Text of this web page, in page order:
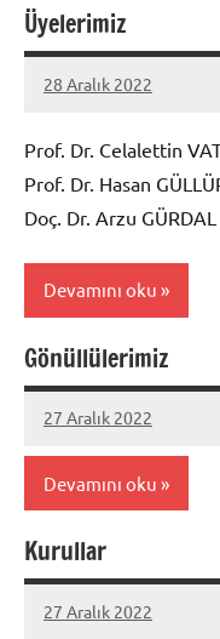
Üyelerimiz
28 Aralık 2022
itam
Prof. Dr. Celalettin
Prof. Dr. Hasan
Doç. Dr. Arzu
Devamını oku
Diğer
Gönüllülerimiz
27 Aralık 2022
itam
Yorum
yapılmamış
Devamını oku
Genel
Kurullar
27 Aralık 2022
itam
Yorum